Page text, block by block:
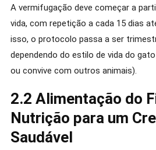
A vermifugação deve começar a
vida, com repetição a cada 15 dias
isso, o protocolo passa a ser
dependendo do estilo de vida do
ou convive com outros animais).
2.2 Alimentação do
Nutrição para um
Saudável